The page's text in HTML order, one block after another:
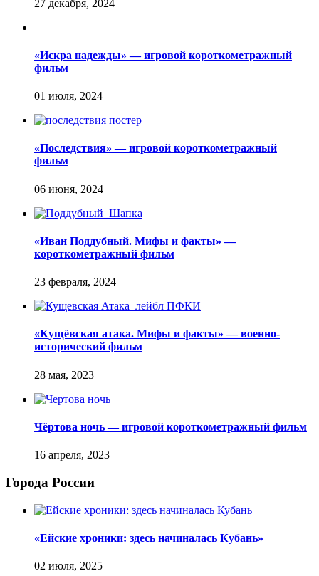
«Искра надежды» — игровой короткометражный
фильм
«Последствия» — игровой короткометражный
фильм
«Иван Поддубный. Мифы и факты» —
короткометражный фильм
«Кущёвская атака. Мифы и факты» — военно-
исторический фильм
Чёртова ночь — игровой короткометражный фильм
Города России
«Ейские хроники: здесь начиналась Кубань»